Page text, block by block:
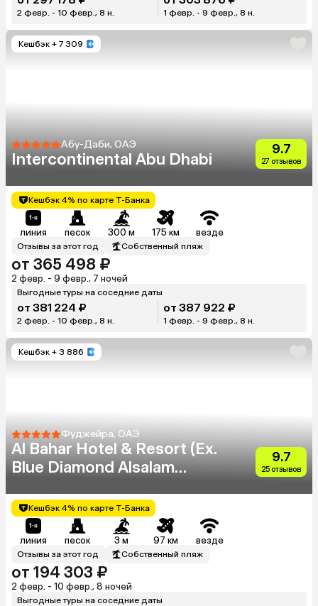
2 февр. - 10 февр., 8 н. 1 февр. - 9 февр., 8 н.
Кешбэк + 7 309
Абу-Даби, ОАЭ
Intercontinental Abu Dhabi
9.7
27 отзывов
Кешбэк 4% по карте Т-Банка
линия песок 300 м 175 км везде
Отзывы за этот год Собственный пляж
от 365 498 ₽
2 февр. - 9 февр., 7 ночей
Выгодные туры на соседние даты
от 381 224 ₽
2 февр. - 10 февр., 8 н.
от 387 922 ₽
1 февр. - 9 февр., 8 н.
Кешбэк + 3 886
Фуджейра, ОАЭ
Al Bahar Hotel & Resort (Ex.
Blue Diamond Alsalam
9.7
25 отзывов
Кешбэк 4% по карте Т-Банка
линия песок 3 м 97 км везде
Отзывы за этот год Собственный пляж
от 194 303 ₽
2 февр. - 10 февр., 8 ночей
Выгодные туры на соседние даты